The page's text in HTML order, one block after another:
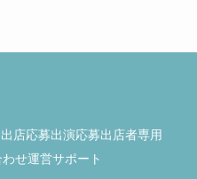
出店応募出演応募出店者専用
せ運営サポート